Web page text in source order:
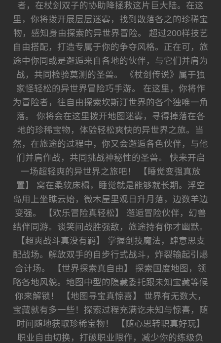
者，在杖剑双子的协助降拯救这片巨大陆。在这
里，你将拨开展层层迷雾，找到散落各之的珍稀宝
物，感知身由探索的异世界冒险。 超过200样技艺
自由搭配，打造专属于你的争夺风格。正在可，旅
途中你同或是邂逅来自各地的伙伴，与它们并肩为
战，共同检验莫测的圣兽。 《杖剑传说》属于独
家怪轻松的异世界冒险巧手游。 在这里，你将作
为冒险者，往自由探索坎斯汀世界的各个独唯一角
落。 你将会在这里拨开地图迷雾，寻得掉落在各
地的珍稀宝物，体验轻松爽快的异世界之旅。当
然，在旅途的过程中，你又会邂逅各色伙伴，与他
们并肩作战，共同挑战神秘性的圣兽。 快来开启
一场超轻爽的异世界之旅吧！ 【睡觉变强真放
置】 窝在柔软床榻，睡觉就是能够就长期。浮空
岛用上坐瞧云始，微木屋里观日升月落，边数羊边
变强。 【欢乐冒险真轻松】 邂逅冒险伙伴，幻兽
结伴同游。谈笑间战胜强敌，旅途持有你才幽默。
【超爽战斗真没有羁】 掌握剑技魔法，肆意思支
配战场。解放双手的自步行式战斗，炸裂输起引爆
合计场。 【世界探索真自由】 探索国度地图，领
略各地风貌。地图中型的隐藏委托跟未知宝藏等候
你来解锁！ 【地图寻宝真惊喜】 世界有无数大，
宝藏就有多一些！探索过程充满讫未知与惊喜，随
时间随地获取珍稀宝物！ 【随心思转职真好玩】
职业自由切换，打破职业限作，减少你的练级负